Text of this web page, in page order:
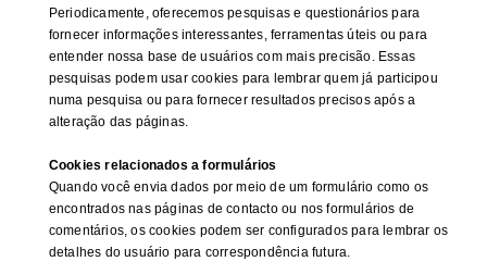
Periodicamente, oferecemos pesquisas e questionários para
fornecer informações interessantes, ferramentas úteis ou para
entender nossa base de usuários com mais precisão. Essas
pesquisas podem usar cookies para lembrar quem já participou
numa pesquisa ou para fornecer resultados precisos após a
alteração das páginas.
Cookies relacionados a formulários
Quando você envia dados por meio de um formulário como os
encontrados nas páginas de contacto ou nos formulários de
comentários, os cookies podem ser configurados para lembrar os
detalhes do usuário para correspondência futura.